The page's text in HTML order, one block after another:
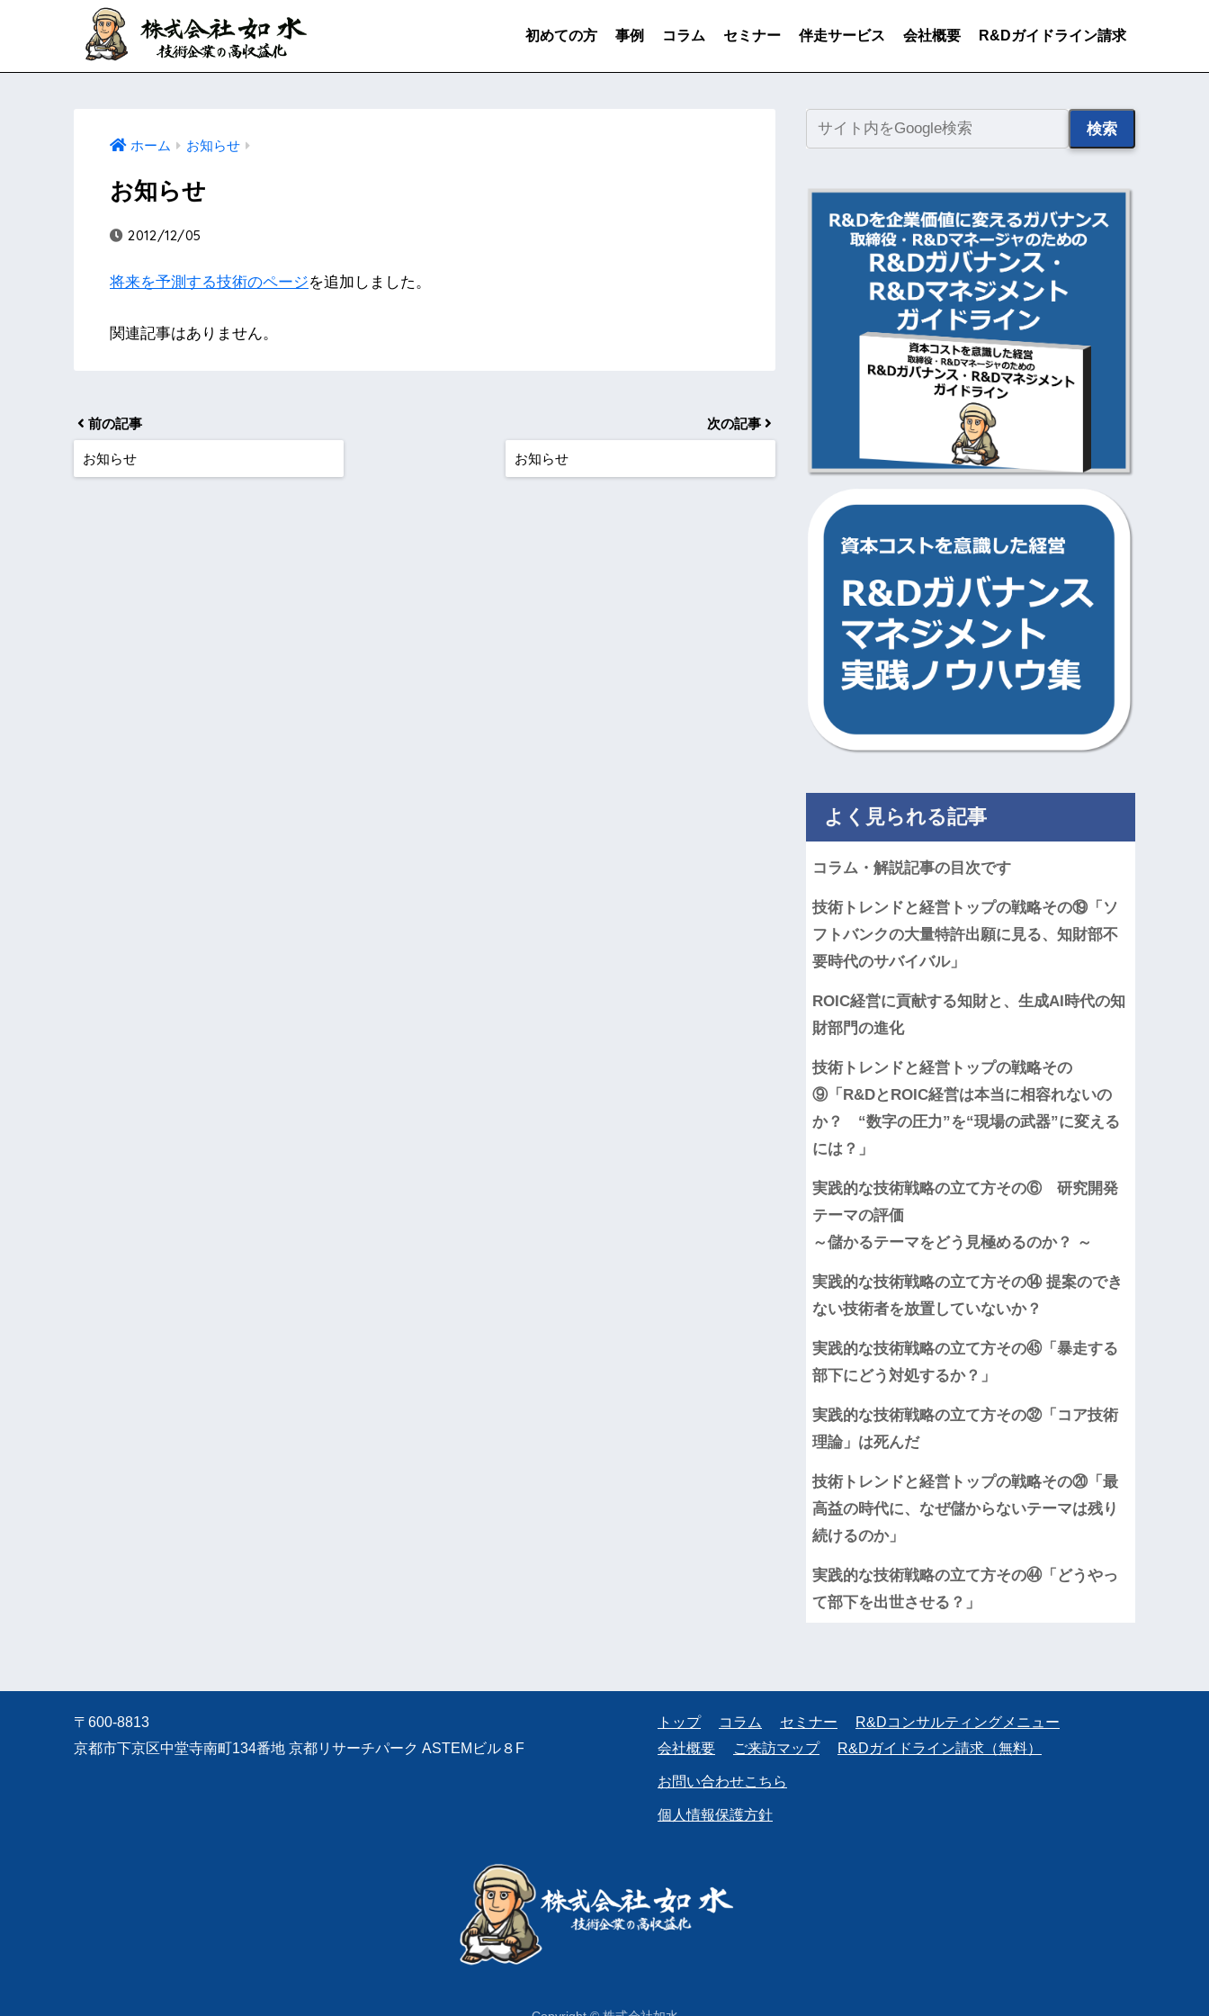
初めての方 事例 コラム セミナー 伴走サービス 会社概要 R&Dガイドライン請求
ホーム お知らせ
お知らせ
2012/12/05
将来を予測する技術のページを追加しました。
関連記事はありません。
前の記事
お知らせ
次の記事
お知らせ
検索
よく見られる記事
コラム・解説記事の目次です
技術トレンドと経営トップの戦略その⑲「ソ
フトバンクの大量特許出願に見る、知財部不
要時代のサバイバル」
ROIC経営に貢献する知財と、生成AI時代の知
財部門の進化
技術トレンドと経営トップの戦略その
⑨「R&DとROIC経営は本当に相容れないの
か？ “数字の圧力”を“現場の武器”に変える
には？」
実践的な技術戦略の立て方その⑥ 研究開発
テーマの評価
～儲かるテーマをどう見極めるのか？ ～
実践的な技術戦略の立て方その⑭ 提案のでき
ない技術者を放置していないか？
実践的な技術戦略の立て方その㊺「暴走する
部下にどう対処するか？」
実践的な技術戦略の立て方その㉜「コア技術
理論」は死んだ
技術トレンドと経営トップの戦略その⑳「最
高益の時代に、なぜ儲からないテーマは残り
続けるのか」
実践的な技術戦略の立て方その㊹「どうやっ
て部下を出世させる？」
〒600-8813
京都市下京区中堂寺南町134番地 京都リサーチパーク ASTEMビル８F
トップ コラム セミナー
R&Dコンサルティングメニュー
会社概要
ご来訪マップ R&Dガイドライン請求（無料）
お問い合わせこちら
個人情報保護方針